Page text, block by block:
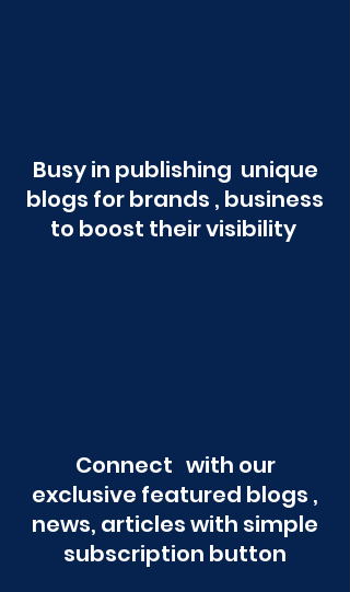
Busy in publishing unique
blogs for brands , business
to boost their visibility
Connect with our
exclusive featured blogs ,
news, articles with simple
subscription button